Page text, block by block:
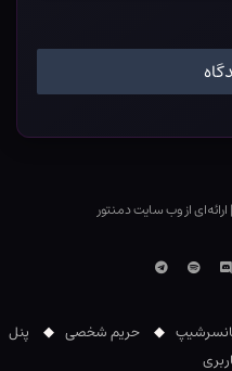
|ارائه‌ای از وب ‌سایت دمنتور
Discordاسپاتیفایتلگرام
حریم شخصی
پنل